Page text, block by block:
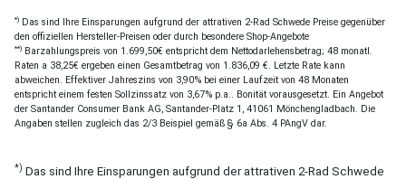
*) Das sind Ihre Einsparungen aufgrund der attrativen 2-Rad Schwede Preise gegenüber
den offiziellen Hersteller-Preisen oder durch besondere Shop-Angebote
**) Barzahlungspreis von 1.699,50€ entspricht dem Nettodarlehensbetrag; 48 monatl.
Raten a 38,25€ ergeben einen Gesamtbetrag von 1.836,09 €. Letzte Rate kann
abweichen. Effektiver Jahreszins von 3,90% bei einer Laufzeit von 48 Monaten
entspricht einem festen Sollzinssatz von 3,67% p.a.. Bonität vorausgesetzt. Ein Angebot
der Santander Consumer Bank AG, Santander-Platz 1, 41061 Mönchengladbach. Die
Angaben stellen zugleich das 2/3 Beispiel gemäß § 6a Abs. 4 PAngV dar.
*) Das sind Ihre Einsparungen aufgrund der attrativen 2-Rad Schwede